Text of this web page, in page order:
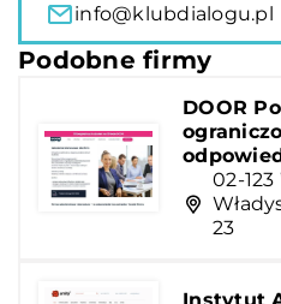
info@klubdialogu.pl
Podobne firmy
DOOR
02-123
23